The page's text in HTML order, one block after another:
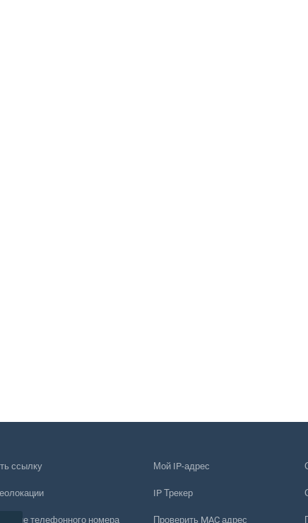
ссылку
телефонного номера
Мой IP-адрес
IP Трекер
Проверить MAC адрес